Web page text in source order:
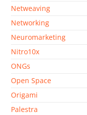
Netweaving
Networking
Neuromarketing
Nitro10x
ONGs
Open Space
Origami
Palestra